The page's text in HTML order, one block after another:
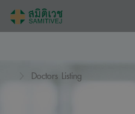
Doctors Listing